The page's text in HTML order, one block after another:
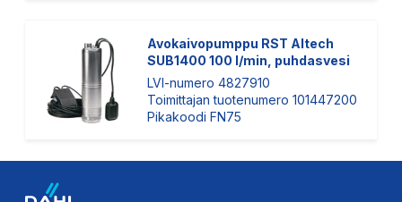
Avokaivopumppu RST Altech
SUB1400 100 l/min, puhdasvesi
LVI-numero 4827910
Toimittajan tuotenumero 101447200
Pikakoodi FN75